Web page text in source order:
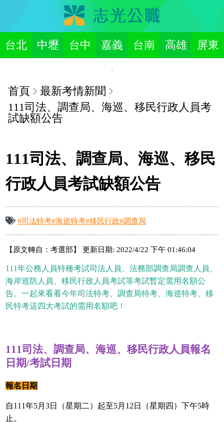
台北 中壢 台中 嘉義 台南 高雄 屏東
首頁
最新考情新聞
111司法、調查局、海巡、移民行政人員考
試缺額公告
111司法、調查局、海巡、移民
行政人員考試缺額公告
#司法特考#海巡特考#移民行政#調查局
【原文轉自：考選部】 更新日期: 2022/4/22 下午 01:46:04
111年公務人員特種考試司法人員、法務部調查局調查人員、
海岸巡防人員、移民行政人員考試等考試暫定需用名額公
告。一起來看看今年司法特考、調查局特考、海巡特考、移
民特考這四大考試的需用名額吧！
111司法、調查局、海巡、移民行政人員報名
日期/考試日期
報名日期
自111年5月3日（星期二）起至5月12日（星期四）下午5時
止。